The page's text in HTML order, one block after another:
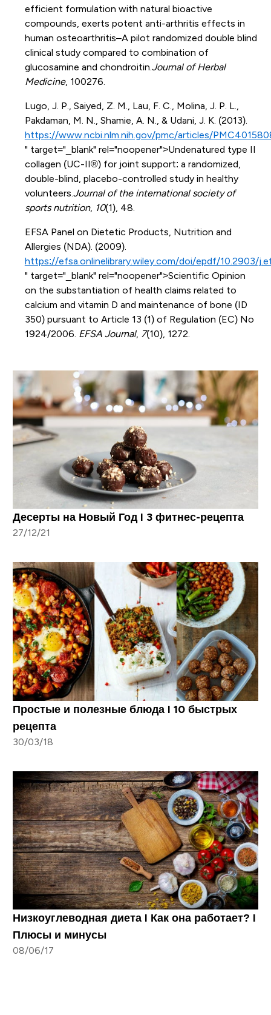
efficient formulation with natural bioactive
compounds, exerts potent anti-arthritis effects in
human osteoarthritis–A pilot randomized double blind
clinical study compared to combination of
glucosamine and chondroitin. Journal of Herbal
Medicine, 100276.
Lugo, J. P., Saiyed, Z. M., Lau, F. C., Molina, J. P. L.,
Pakdaman, M. N., Shamie, A. N., & Udani, J. K. (2013).
https://www.ncbi.nlm.nih.gov/pmc/articles/
" target="_blank" rel="noopener">Undenatured type II
collagen (UC-II®) for joint support: a randomized,
double-blind, placebo-controlled study in healthy
volunteers. Journal of the international society of
sports nutrition, 10(1), 48.
EFSA Panel on Dietetic Products, Nutrition and
Allergies (NDA). (2009).
https://efsa.onlinelibrary.wiley.com/doi/epdf/10.2903/
" target="_blank" rel="noopener">Scientific Opinion
on the substantiation of health claims related to
calcium and vitamin D and maintenance of bone (ID
350) pursuant to Article 13 (1) of Regulation (EC) No
1924/2006. EFSA Journal, 7(10), 1272.
Десерты на Новый Год I 3 фитнес-рецепта
27/12/21
Простые и полезные блюда I 10 быстрых
рецепта
30/03/18
Низкоуглеводная диета I Как она работает? I
Плюсы и минусы
08/06/17